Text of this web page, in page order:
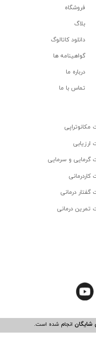
شایگانانجام شده است.​​​​​​​
فروشگاه
بلاگ
دانلود کاتالوگ
گواهینامه ها
درباره ما
تماس با ما
مکانوتراپی
ارزیابی
گرمایی و سرمایی
کاردرمانی
گفتار درمانی
تمرین درمانی